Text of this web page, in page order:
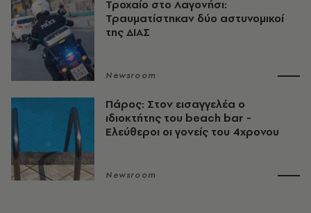
Τροχαίο στο Λαγονήσι:
Τραυματίστηκαν δύο αστυνομικοί
της ΔΙΑΣ
Newsroom
Πάρος: Στον εισαγγελέα ο
ιδιοκτήτης του beach bar -
Ελεύθεροι οι γονείς του 4χρονου
Newsroom